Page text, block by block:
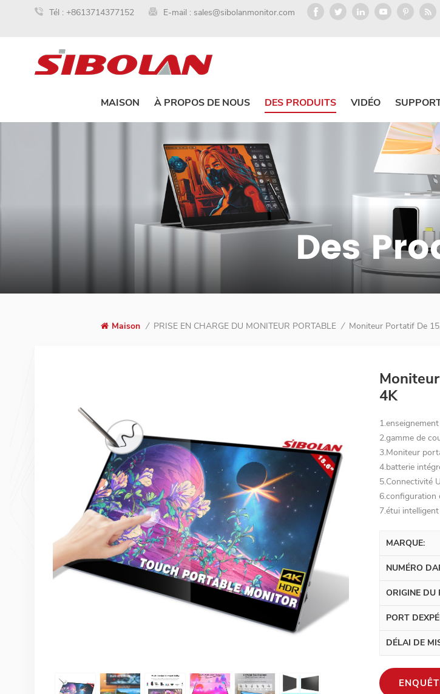
Tél : +8613714377152 E-mail : sales@sibolanmonitor.com
MAISON À PROPOS DE NOUS DES PRODUITS VIDÉO
Des
Maison / PRISE EN CHARGE DU MONITEUR PORTABLE À STYLET ACTIF
/ Moniteur Portatif De
4K
2.gamme de
3.Moniteur
4.batterie
5.Connectivité
6.configuration
7.étui
MARQUE:
NUMÉRO
ORIGINE DU
PORT
DÉLAI DE